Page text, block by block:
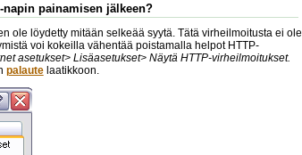
painamisen jälkeen?
ole löydetty mitään selkeää syytä. Tätä virheilmoitusta ei ole
voi kokeilla vähentää poistamalla helpot HTTP-
asetukset> Lisäasetukset> Näytä HTTP-virheilmoitukset.
palautelaatikkoon.